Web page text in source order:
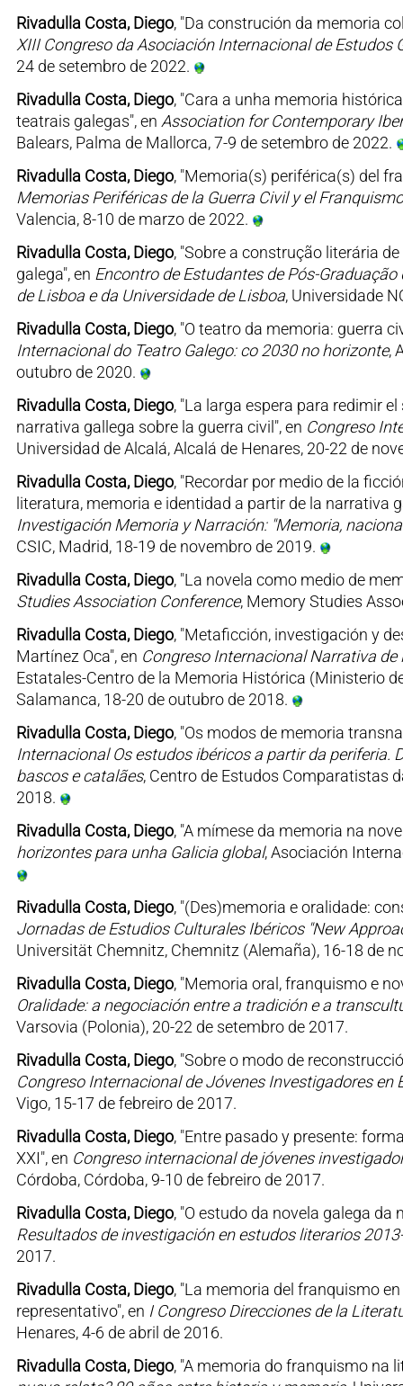
Rivadulla Costa, Diego, "Da construción da memoria
XIII Congreso da Asociación Internacional de Estudos
24 de setembro de 2022.
Rivadulla Costa, Diego, "Cara a unha memoria
teatrais galegas", en Association for Contemporary
Balears, Palma de Mallorca, 7-9 de setembro de 2022.
Rivadulla Costa, Diego, "Memoria(s) periférica(s) del
Memorias Periféricas de la Guerra Civil y el
Valencia, 8-10 de marzo de 2022.
Rivadulla Costa, Diego, "Sobre a construção literária
galega", en Encontro de Estudantes de Pós-
de Lisboa e da Universidade de Lisboa, Universidade
Rivadulla Costa, Diego, "O teatro da memoria: guerra
Internacional do Teatro Galego: co 2030 no horizonte,
outubro de 2020.
Rivadulla Costa, Diego, "La larga espera para redimir
narrativa gallega sobre la guerra civil", en Congreso
Universidad de Alcalá, Alcalá de Henares, 20-22 de
Rivadulla Costa, Diego, "Recordar por medio de la
literatura, memoria e identidad a partir de la narrativa
Investigación Memoria y Narración: "Memoria,
CSIC, Madrid, 18-19 de novembro de 2019.
Rivadulla Costa, Diego, "La novela como medio de
Studies Association Conference, Memory Studies
Rivadulla Costa, Diego, "Metaficción, investigación y
Martínez Oca", en Congreso Internacional Narrativa de
Estatales-Centro de la Memoria Histórica (Ministerio
Salamanca, 18-20 de outubro de 2018.
Rivadulla Costa, Diego, "Os modos de memoria
Internacional Os estudos ibéricos a partir da
bascos e catalães, Centro de Estudos Comparatistas
2018.
Rivadulla Costa, Diego, "A mímese da memoria na
horizontes para unha Galicia global, Asociación
Rivadulla Costa, Diego, "(Des)memoria e oralidade:
Jornadas de Estudios Culturales Ibéricos "New
Universität Chemnitz, Chemnitz (Alemaña), 16-18 de
Rivadulla Costa, Diego, "Memoria oral, franquismo e
Oralidade: a negociación entre a tradición e a
Varsovia (Polonia), 20-22 de setembro de 2017.
Rivadulla Costa, Diego, "Sobre o modo de
Congreso Internacional de Jóvenes Investigadores en
Vigo, 15-17 de febreiro de 2017.
Rivadulla Costa, Diego, "Entre pasado y presente:
XXI", en Congreso internacional de jóvenes
Córdoba, Córdoba, 9-10 de febreiro de 2017.
Rivadulla Costa, Diego, "O estudo da novela galega
Resultados de investigación en estudos literarios
2017.
Rivadulla Costa, Diego, "La memoria del franquismo
representativo", en I Congreso Direcciones de la
Henares, 4-6 de abril de 2016.
Rivadulla Costa, Diego, "A memoria do franquismo na